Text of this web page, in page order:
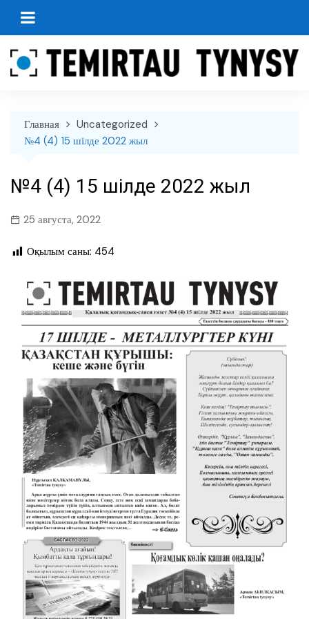
перейти
Главная
Uncategorized
№4 (4) 15 шілде 2022 жыл
№4 (4) 15 шілде 2022 жыл
25 августа, 2022
Оқылым саны: 454